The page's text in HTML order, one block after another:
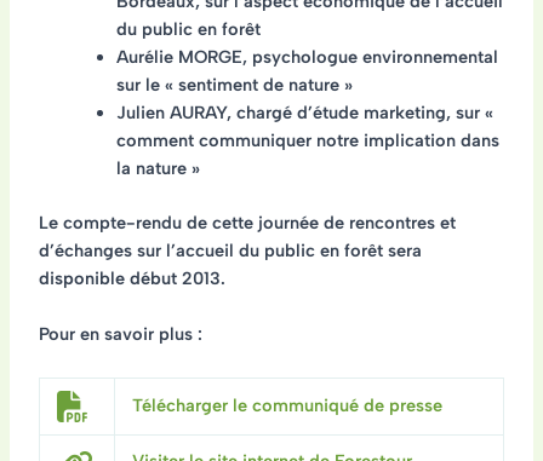
du public en forêt
Aurélie MORGE, psychologue environnemental
sur le « sentiment de nature »
Julien AURAY, chargé d’étude marketing, sur «
comment communiquer notre implication dans
la nature »
Le compte-rendu de cette journée de rencontres et
d’échanges sur l’accueil du public en forêt sera
disponible début 2013.
Pour en savoir plus :
Télécharger le communiqué de presse